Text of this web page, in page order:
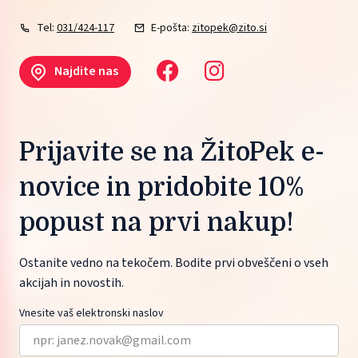
Tel: 031/424-117 E-pošta: zitopek@zito.si
Najdite nas
Prijavite se na ŽitoPek e-
novice in pridobite 10%
popust na prvi nakup!
Ostanite vedno na tekočem. Bodite prvi obveščeni o vseh
akcijah in novostih.
Vnesite vaš elektronski naslov